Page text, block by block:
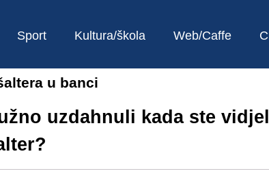
Sport Kultura/škola Web/Caffe
u banci
uzdahnuli kada ste